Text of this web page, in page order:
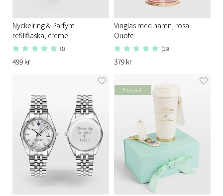
Nyckelring & Parfym
refillflaska, creme
(1)
499 kr
Vinglas med namn, rosa -
Quote
(13)
379 kr
Flera val!